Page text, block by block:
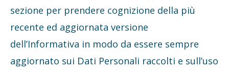
sezione per prendere cognizione della più
recente ed aggiornata versione
dell’Informativa in modo da essere sempre
aggiornato sui Dati Personali raccolti e sull’uso